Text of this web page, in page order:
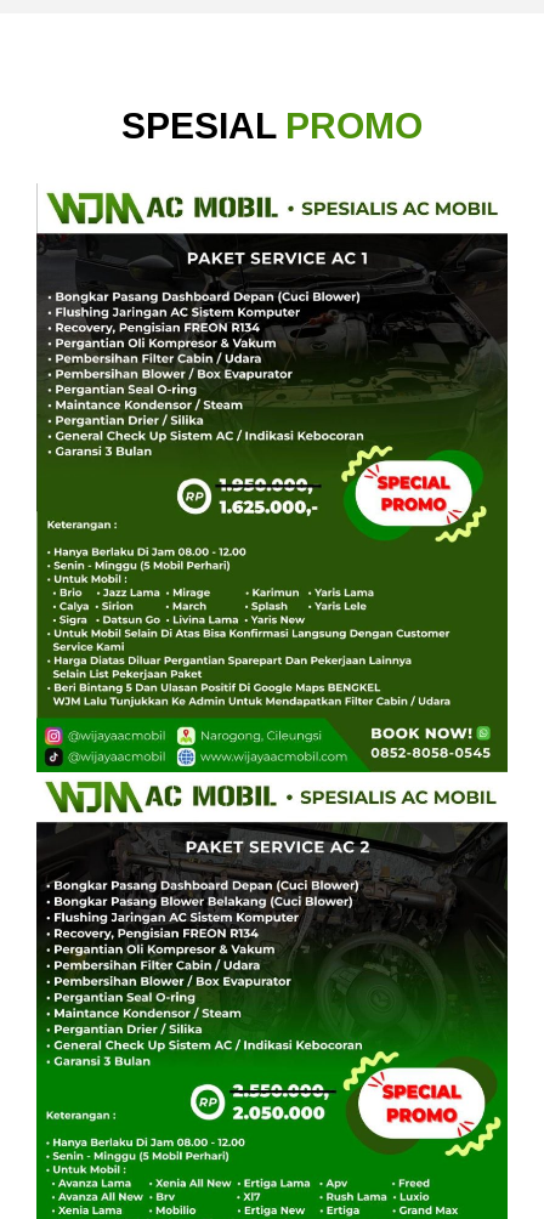
SPESIAL PROMO